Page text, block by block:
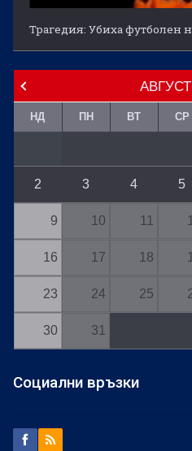
Трагедия: Убиха футболен
АВГУСТ
НД ПН ВТ СР
2 3 4 5
9 10 11
16 17 18
23 24 25
30 31
Социални връзки